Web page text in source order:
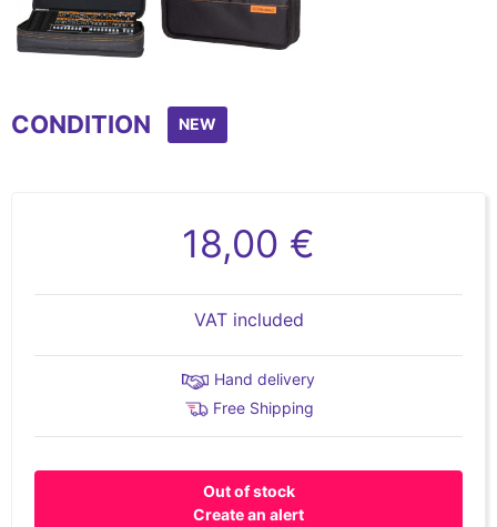
of
CONDITION NEW
18,00 €
VAT included
Hand delivery
Free Shipping
Out of stock
Create an alert